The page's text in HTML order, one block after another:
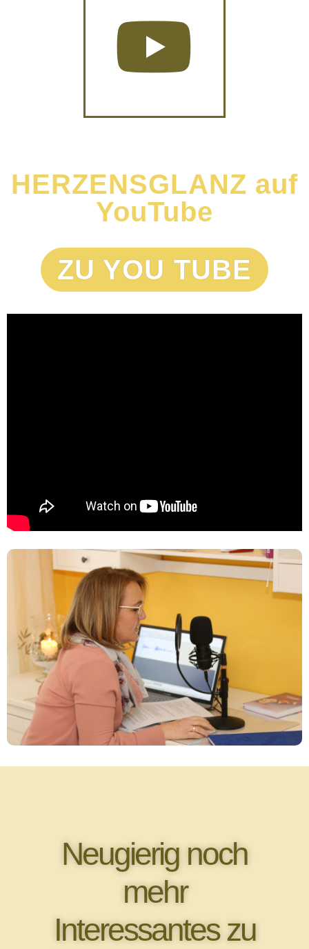
HERZENSGLANZ auf
YouTube
ZU YOU TUBE
Neugierig noch
mehr
Interessantes zu